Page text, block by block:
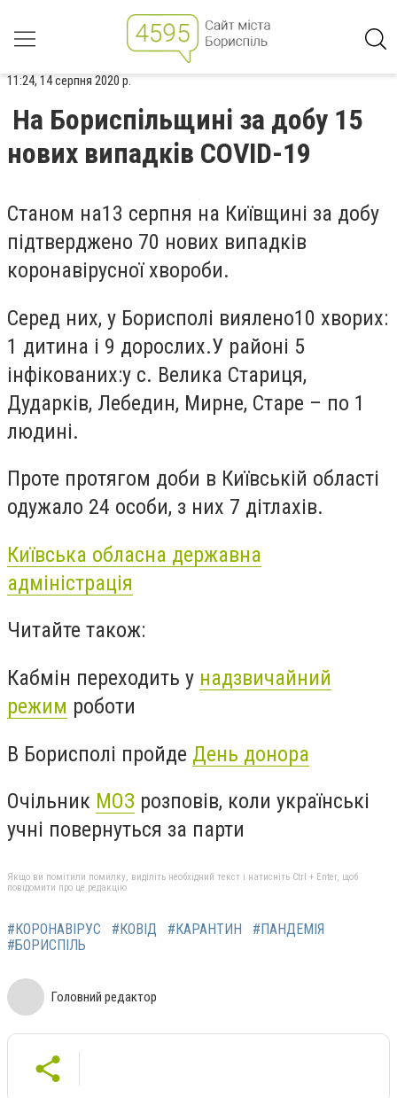
11:24, 14 серпня 2020 р.
На Бориспільщині за добу 15
нових випадків COVID-19
Станом на13 серпня на Київщині за добу
підтверджено 70 нових випадків
коронавірусної хвороби.
Серед них, у Борисполі виялено10 хворих:
1 дитина і 9 дорослих.У районі 5
інфікованих:у с. Велика Стариця,
Дударків, Лебедин, Мирне, Старе – по 1
людині.
Проте протягом доби в Київській області
одужало 24 особи, з них 7 дітлахів.
Київська обласна державна
адміністрація
Читайте також:
Кабмін переходить у надзвичайний
режим роботи
В Борисполі пройде День донора
Очільник МОЗ розповів, коли українські
учні повернуться за парти
Якщо ви помітили помилку, виділіть необхідний текст і натисніть Ctrl + Enter, щоб
повідомити про це редакцію
#КОРОНАВІРУС #КОВІД #КАРАНТИН
#ПАНДЕМІЯ
#БОРИСПІЛЬ
Головний редактор